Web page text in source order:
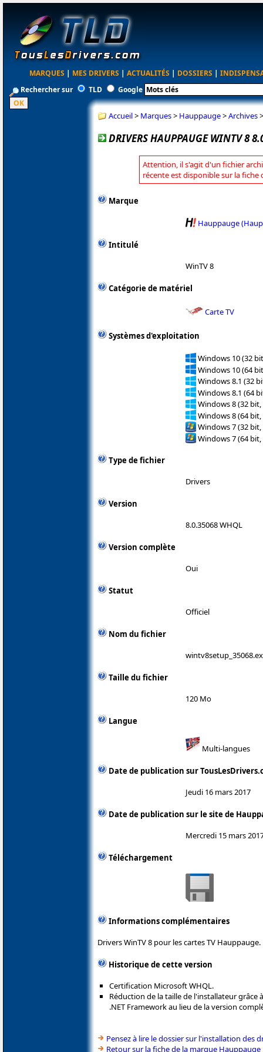
MARQUES | MES DRIVERS | ACTUALITÉS | DOSSIERS |
Rechercher sur
TLD Google
Accueil> Marques> Hauppauge>Archives
DRIVERS HAUPPAUGE WINTV 8
Attention, il s'agit d'un fichier
récente est disponible sur la fiche
Marque
Hauppauge
Intitulé
WinTV 8
Catégorie de matériel
Carte TV
Systèmes d'exploitation
Windows 10 (32
Windows 10 (64
Windows 8.1 (32
Windows 8.1 (64
Windows 8 (32 bit,
Windows 8 (64 bit,
Windows 7 (32 bit,
Windows 7 (64 bit,
Type de fichier
Drivers
Version
8.0.35068 WHQL
Version complète
Oui
Statut
Officiel
Nom du fichier
Taille du fichier
120 Mo
Langue
Multi-langues
Date de publication sur
Jeudi 16 mars 2017
Date de publication sur le site de
Mercredi 15 mars
Téléchargement
Informations complémentaires
Drivers WinTV 8 pour les cartes TV Hauppauge.
Historique de cette version
Certification Microsoft WHQL.
Réduction de la taille de l'installateur
.NET Framework au lieu de la version
Pensez à lire le dossier sur l'installation des
Retour sur la fiche de la marque Hauppauge